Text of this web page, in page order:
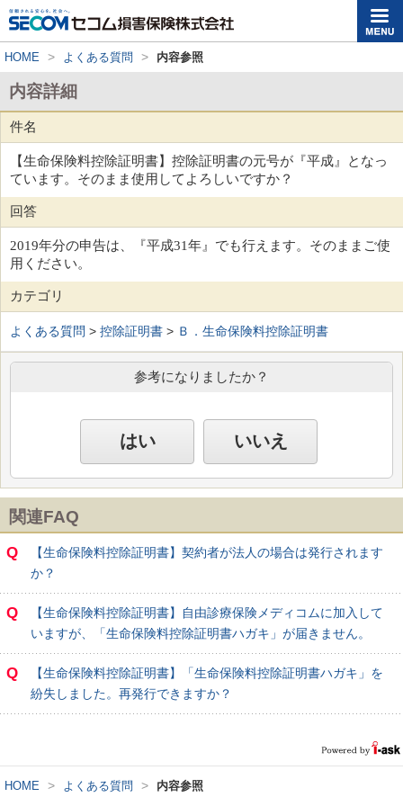
HOME > よくある質問 > 内容参照
内容詳細
件名
【生命保険料控除証明書】控除証明書の元号が『平成』となっ
ています。そのまま使用してよろしいですか？
回答
2019年分の申告は、『平成31年』でも行えます。そのままご使
用ください。
カテゴリ
よくある質問 > 控除証明書 > Ｂ．生命保険料控除証明書
参考になりましたか？
はい いいえ
関連FAQ
Q
【生命保険料控除証明書】契約者が法人の場合は発行されます
か？
Q
【生命保険料控除証明書】自由診療保険メディコムに加入して
いますが、「生命保険料控除証明書ハガキ」が届きません。
Q
【生命保険料控除証明書】「生命保険料控除証明書ハガキ」を
紛失しました。再発行できますか？
HOME > よくある質問 > 内容参照